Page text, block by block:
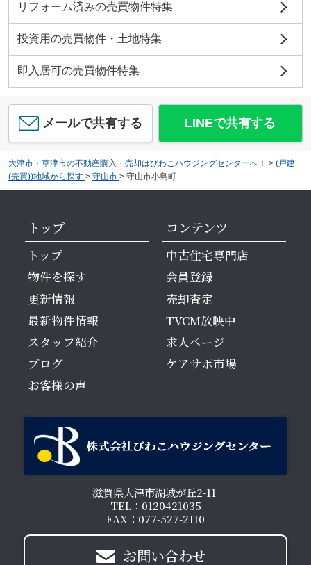
リフォーム済みの売買物件特集
投資用の売買物件・土地特集
即入居可の売買物件特集
メールで共有する LINEで共有する
大津市・草津市の不動産購入・売却はびわこハウジングセンターへ！ > (戸建
(売買))地域から探す > 守山市 > 守山市小島町
トップ
トップ
物件を探す
更新情報
最新物件情報
スタッフ紹介
ブログ
お客様の声
コンテンツ
中古住宅専門店
会員登録
売却査定
TVCM放映中
求人ページ
ケアサポ市場
滋賀県大津市湖城が丘2-11
TEL：0120421035
FAX：077-527-2110
お問い合わせ